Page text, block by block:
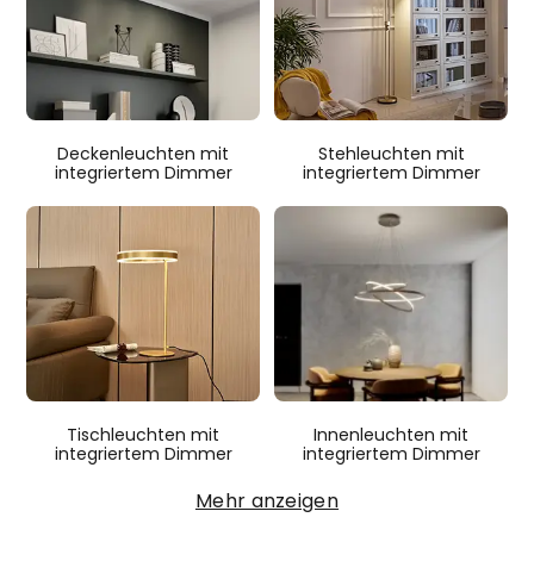
Deckenleuchten mit
integriertem Dimmer
Stehleuchten mit
integriertem Dimmer
Tischleuchten mit
integriertem Dimmer
Innenleuchten mit
integriertem Dimmer
Mehr anzeigen